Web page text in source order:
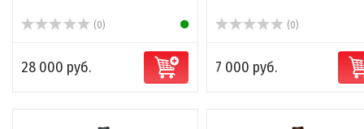
(0)
28 000 руб.
(0)
7 000 руб.